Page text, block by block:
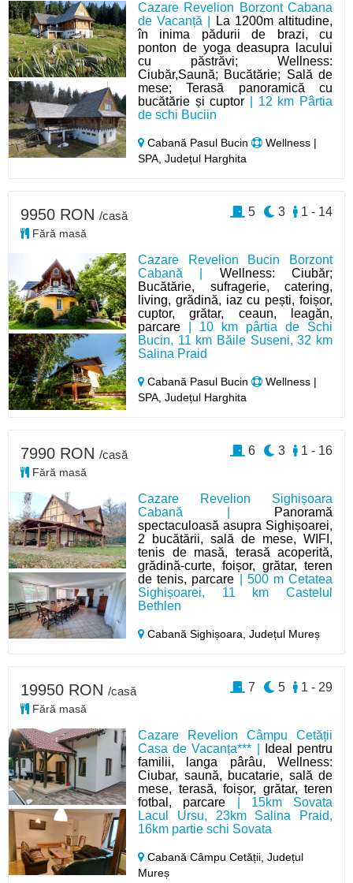
Cazare Revelion Borzont Cabana
de Vacanță |
La 1200m altitudine,
în inima pădurii de brazi, cu
ponton de yoga deasupra lacului
cu păstrăvi; Wellness:
Ciubăr,Saună; Bucătărie; Sală de
mese; Terasă panoramică cu
bucătărie și cuptor | 12 km Pârtia
de schi Buciin
Cabană Pasul Bucin
Wellness |
SPA, Județul Harghita
Cazare Revelion Bucin Borzont
Cabană | Wellness: Ciubăr;
Bucătărie, sufragerie, catering,
living, grădină, iaz cu pești, foișor,
cuptor, grătar, ceaun, leagăn,
parcare | 10 km pârtia de Schi
Bucin, 11 km Băile Suseni, 32 km
Salina Praid
Cabană Pasul Bucin
Wellness |
SPA, Județul Harghita
9950 RON /casă
Fără masă
1 - 14
3
5
Cazare Revelion Sighișoara
Cabană |
Panoramă
spectaculoasă asupra Sighișoarei,
2 bucătării, sală de mese, WIFI,
tenis de masă, terasă acoperită,
grădină-curte, foișor, grătar, teren
de tenis, parcare | 500 m Cetatea
Sighișoarei, 11 km Castelul
Bethlen
Cabană Sighișoara,Județul Mureș
7990 RON /casă
Fără masă
1 - 16
3
6
Cazare Revelion Câmpu Cetății
Casa de Vacanța*** |
Ideal pentru
familii, langa pârâu, Wellness:
Ciubar, saună, bucatarie, sală de
mese, terasă, foișor, grătar, teren
fotbal, parcare | 15km Sovata
Lacul Ursu, 23km Salina Praid,
16km partie schi Sovata
Cabană Câmpu Cetății,Județul
Mureș
19950 RON /casă
Fără masă
1 - 29
5
7